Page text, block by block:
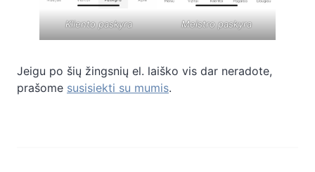
Kliento paskyra Meistro paskyra
Jeigu po šių žingsnių el. laiško vis dar neradote,
prašome susisiekti su mumis.